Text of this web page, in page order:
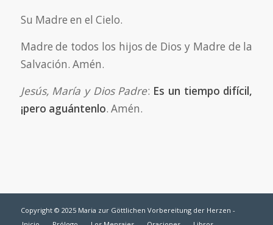
Su Madre en el Cielo.
Madre de todos los hijos de Dios y Madre de la
Salvación. Amén.
Jesús, María y Dios Padre: Es un tiempo difícil,
¡pero aguántenlo. Amén.
Copyright © 2025 Maria zur Göttlichen Vorbereitung der Herzen -